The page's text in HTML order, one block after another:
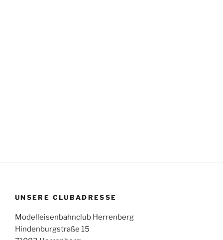
UNSERE CLUBADRESSE
Modelleisenbahnclub Herrenberg
Hindenburgstraße 15